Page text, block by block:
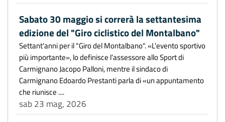
Sabato 30 maggio si correrà la settantesima
edizione del "Giro ciclistico del Montalbano"
Settant'anni per il "Giro del Montalbano". «L'evento sportivo
più importante», lo definisce l’assessore allo Sport di
Carmignano Jacopo Palloni, mentre il sindaco di
Carmignano Edoardo Prestanti parla di «un appuntamento
che riunisce ....
sab 23 mag, 2026